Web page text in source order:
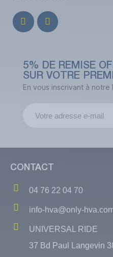
5% DE REMISE
SUR VOTRE
En vous inscrivant à
CONTACT
04 76 22 04 70
info-hva@only-
UNIVERSAL RIDE
37 Bd Paul Langevin